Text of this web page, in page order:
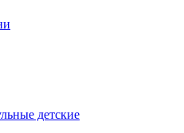
детские